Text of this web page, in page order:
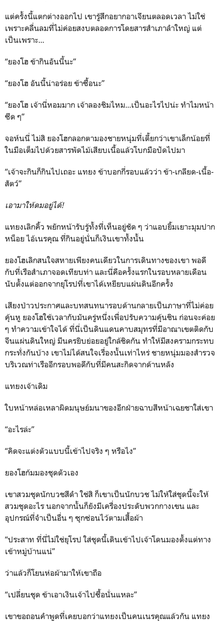
แต่ครั้งนี้แตกต่างออกไป เขารู้สึกอยากอาเจียนตลอดเวลา ไม่ใช่
เพราะคลื่นลมที่ไม่ค่อยสงบตลอดการโดยสารสำเภาลำใหญ่ แต่
เป็นเพราะ...
“ยองโฮ ข้ากินอันนี้นะ”
“ยองโฮ อันนี้น่าอร่อย ข้าซื้อนะ”
“ยองโฮ เจ้านี่หอมมาก เจ้าลองชิมไหม...เป็นอะไรไปน่ะ ทำไมหน้า
ซีด ๆ”
จอห์นนี่ ไม่สิ ยองโฮกลอกตามองชายหนุ่มที่เตี้ยกว่าเขาเล็กน้อยที่
ในมือเต็มไปด้วยสารพัดไม้เสียบเนื้อแล้วโบกมือปัดไปมา
“เจ้าจะกินก็กินไปเถอะ แทยง ข้าบอกกี่รอบแล้วว่า ข้า-เกลียด-เนื้อ-
สัตว์”
เอามาให้ดมอยู่ได้!
แทยงเลิกคิ้ว พยักหน้ารับรู้ทั้งที่เห็นอยู่ชัด ๆ ว่าแอบยิ้มเยาะมุมปาก
หน็อย ไอ้เนรคุณ ที่กินอยู่นั่นก็เงินเขาทั้งนั้น
ยองโฮเลิกสนใจสหายเพียงคนเดียวในการเดินทางของเขา พอดี
กับที่เรือสำเภาจอดเทียบท่า และนี่คือครั้งแรกในรอบหลายเดือน
นับตั้งแต่ออกจากยุโรปที่เขาได้เหยียบแผ่นดินอีกครั้ง
เสียงป่าวประกาศและบทสนทนารอบด้านกลายเป็นภาษาที่ไม่ค่อย
คุ้นหู ยองโฮใช้เวลากับมันครู่หนึ่งเพื่อปรับความคุ้นชิน ก่อนจะค่อย
ๆ ทำความเข้าใจได้ ที่นี่เป็นดินแดนคาบสมุทรที่มีอาณาเขตติดกับ
จีนแผ่นดินใหญ่ มีนครยิบย่อยอยู่ใกล้ชิดกัน ทำให้มีสงครามกระทบ
กระทั่งกันบ้าง เขาไม่ได้สนใจเรื่องนั้นเท่าไหร่ ชายหนุ่มมองสำรวจ
บริเวณท่าเรืออีกรอบพอดีกับที่มีคนสะกิดจากด้านหลัง
แทยงเจ้าเดิม
ใบหน้าหล่อเหลาผิดมนุษย์มนาของอีกฝ่ายฉาบสีหน้าเฉยชาใส่เขา
“อะไรล่ะ”
“คิดจะแต่งตัวแบบนี้เข้าไปจริง ๆ หรือไง”
ยองโฮก้มมองชุดตัวเอง
เขาสวมชุดนักบวชสีดำ ใช่สิ ก็เขาเป็นนักบวช ไม่ให้ใส่ชุดนี้จะให้
สวมชุดอะไร นอกจากนั้นก็ยังมีเครื่องประดับพวกกางเขน และ
อุปกรณ์ที่จำเป็นอื่น ๆ ซุกซ่อนไว้ตามเสื้อผ้า
“ประสาท ที่นี่ไม่ใช่ยุโรป ใส่ชุดนี้เดินเข้าไปเจ้าโดนมองตั้งแต่ทาง
เข้าหมู่บ้านแน่”
ว่าแล้วก็โยนห่อผ้ามาให้เขาถือ
“เปลี่ยนชุด ข้าเอาเงินเจ้าไปซื้อนั่นแหละ”
เขาขอถอนคำพูดที่เคยบอกว่าแทยงเป็นคนเนรคุณแล้วกัน แทยง